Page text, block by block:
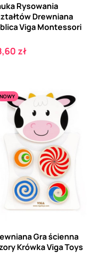
Rysowania
Drewniana
Viga Montessori
zł
NOWY
Gra ścienna
Krówka Viga Toys